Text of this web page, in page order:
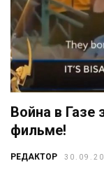
Война в Газе
фильме!
РЕДАКТОР